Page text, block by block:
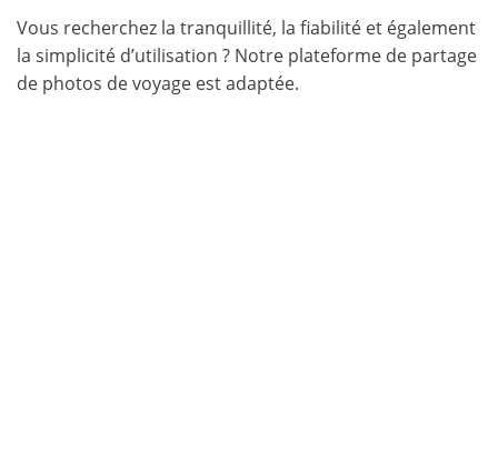
Vous recherchez la tranquillité, la fiabilité et également
la simplicité d’utilisation ? Notre plateforme de partage
de photos de voyage est adaptée.